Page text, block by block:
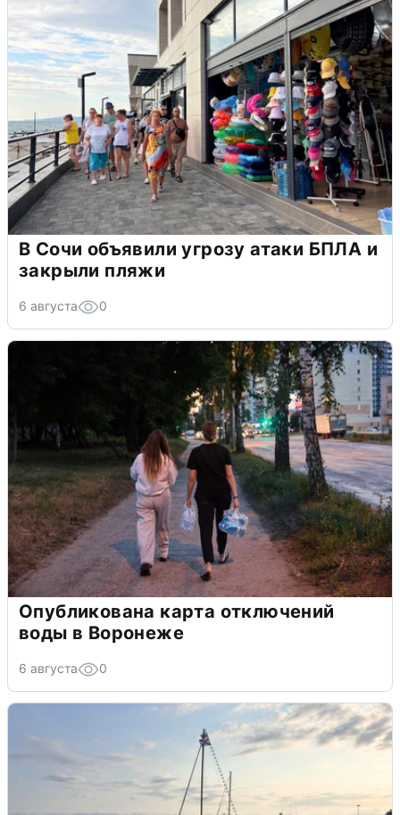
В Сочи объявили угрозу атаки БПЛА и
закрыли пляжи
6 августа 0
Опубликована карта отключений
воды в Воронеже
6 августа 0